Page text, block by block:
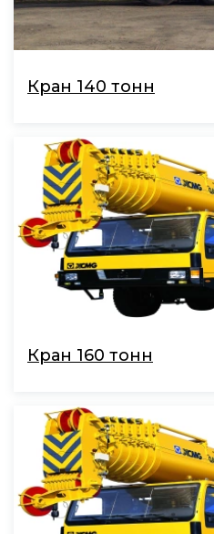
Кран 140 тонн
Кран 160 тонн